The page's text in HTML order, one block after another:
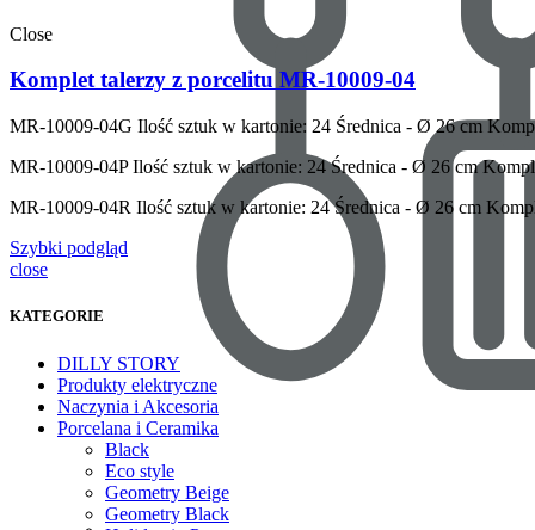
Close
Komplet talerzy z porcelitu MR-10009-04
MR-10009-04G Ilość sztuk w kartonie: 24 Średnica - Ø 26 cm
MR-10009-04PIlość sztuk w kartonie: 24 Średnica - Ø 26 cm
MR-10009-04R Ilość sztuk w kartonie: 24 Średnica - Ø 26 cm
Szybki podgląd
close
KATEGORIE
DILLY STORY
Produkty elektryczne
Naczynia i Akcesoria
Porcelana i Ceramika
Black
Eco style
Geometry Beige
Geometry Black